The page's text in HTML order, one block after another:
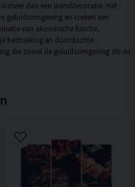
meer dan een wanddecoratie. Het
geluidsomgeving en creëert een
van akoestische functie,
bedrukking en doordachte
die zowel de geluidsomgeving als de